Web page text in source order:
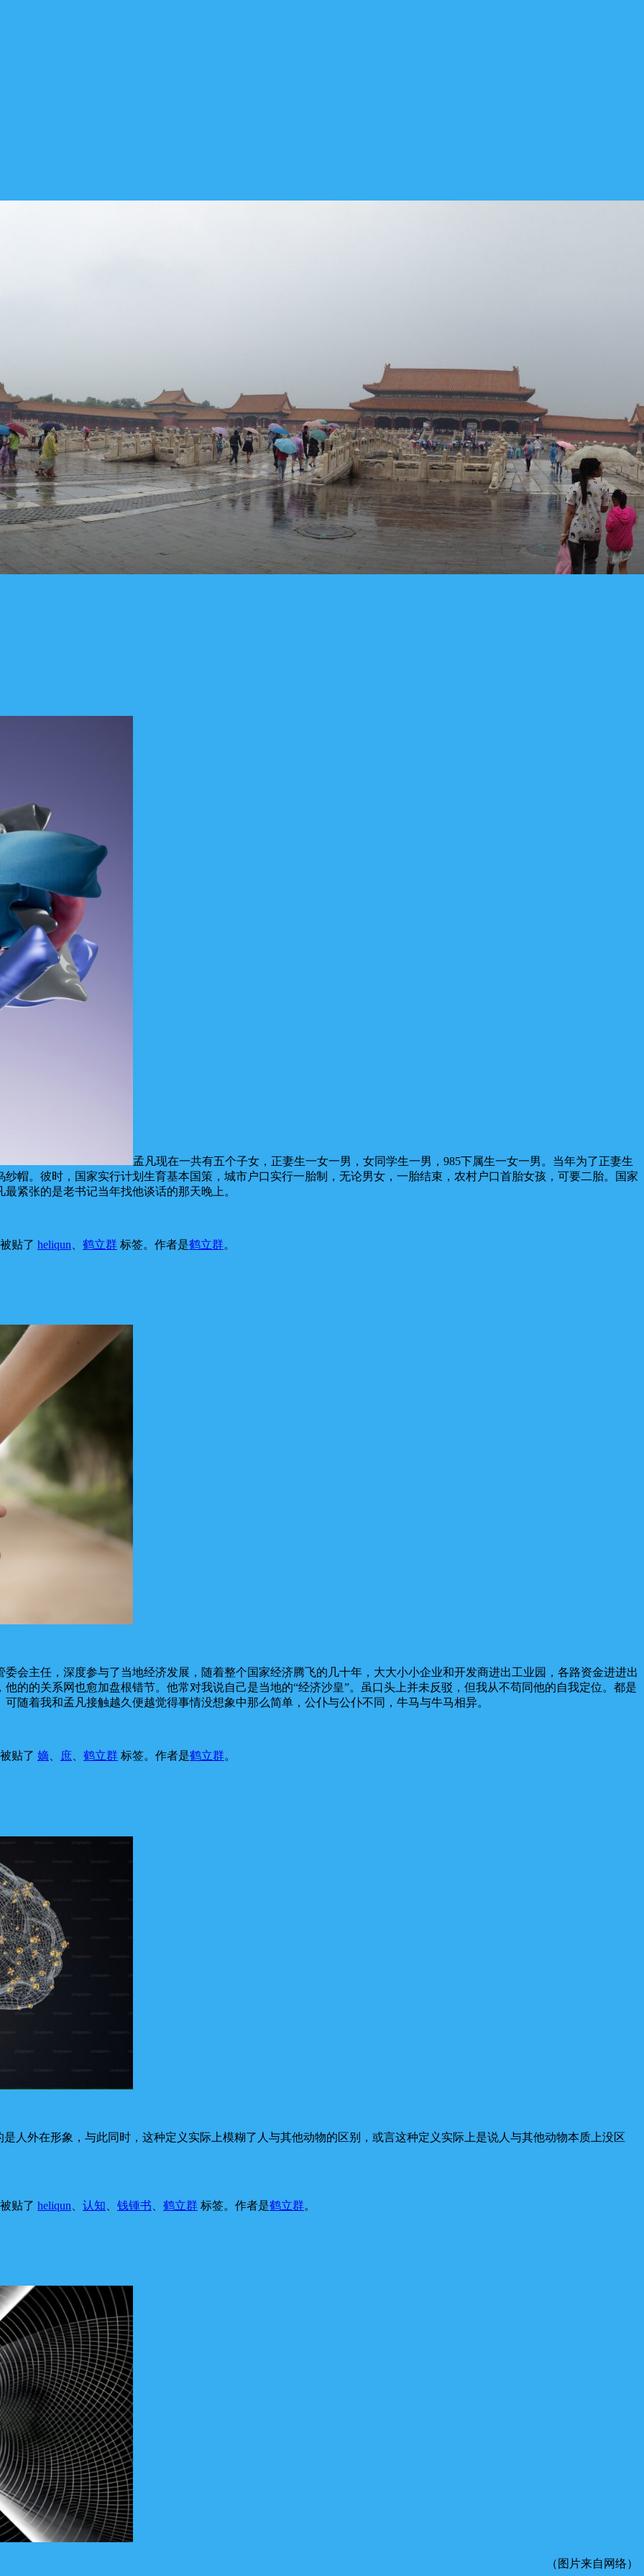
孟凡现在一共有五个子女，正妻生一女一男，女同学生一男，985下属生一女一男。当年为了正妻生
帽。彼时，国家实行计划生育基本国策，城市户口实行一胎制，无论男女，一胎结束，农村户口首胎女孩，可要二胎。国家
紧张的是老书记当年找他谈话的那天晚上。
贴了 heliqun 鹤立群 标签。 作者是鹤立群。
会主任，深度参与了当地经济发展，随着整个国家经济腾飞的几十年，大大小小企业和开发商进出工业园，各路资金进进出
的的关系网也愈加盘根错节。他常对我说自己是当地的“经济沙皇”。虽口头上并未反驳，但我从不苟同他的自我定位。都是
随着我和孟凡接触越久便越觉得事情没想象中那么简单，公仆与公仆不同，牛马与牛马相异。
贴了 嫡、 庶、 鹤立群 标签。 作者是鹤立群。
人外在形象，与此同时，这种定义实际上模糊了人与其他动物的区别，或言这种定义实际上是说人与其他动物本质上没区
贴了 heliqun 认知 钱锺书 鹤立群 标签。 作者是鹤立群。
（图片来自网络）